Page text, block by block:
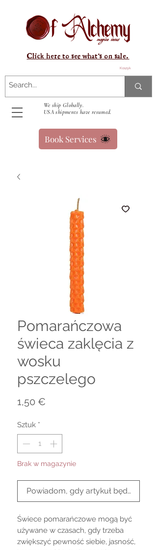
Koszyk
We ship Globally.
USA shipments have resumed.
Click here to see what's on sale.
Book Services
Pomarańczowa
świeca zaklęcia z
wosku
pszczelego
1,50 €
Sztuk *
Brak w magazynie
Powiadom, gdy artykuł będzie
Świece pomarańczowe mogą być
używane w czasach, gdy trzeba
zwiększyć pewność siebie, jasność,